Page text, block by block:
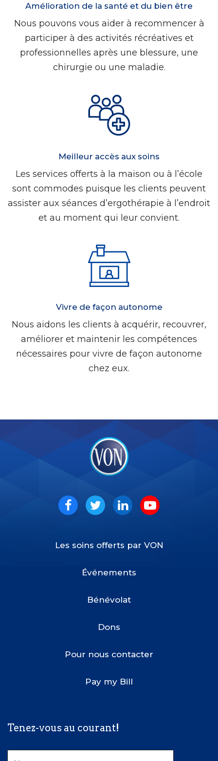
Amélioration de la santé et du bien être
Nous pouvons vous aider à recommencer à
participer à des activités récréatives et
professionnelles après une blessure, une
chirurgie ou une maladie.
Meilleur accès aux soins
Les services offerts à la maison ou à l’école
sont commodes puisque les clients peuvent
assister aux séances d’ergothérapie à l’endroit
et au moment qui leur convient.
Vivre de façon autonome
Nous aidons les clients à acquérir, recouvrer,
améliorer et maintenir les compétences
nécessaires pour vivre de façon autonome
chez eux.
Les soins offerts par VON
Événements
Bénévolat
Dons
Pour nous contacter
Pay my Bill
Tenez-vous au courant!
Nom